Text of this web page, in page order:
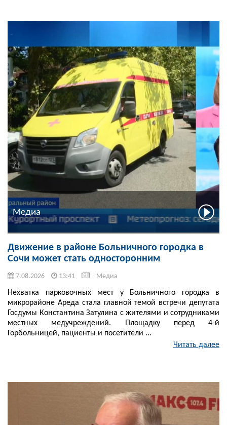
Медиа
Движение в районе Больничного городка в
Сочи может стать односторонним
7.08.2026 13:41 Медиа
Нехватка парковочных мест у Больничного городка в
микрорайоне Ареда стала главной темой встречи депутата
Госдумы Константина Затулина с жителями и сотрудниками
местных медучреждений. Площадку перед 4-й
Горбольницей, пациенты и посетители ...
Читать далее